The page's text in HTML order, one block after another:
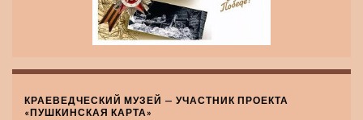
КРАЕВЕДЧЕСКИЙ МУЗЕЙ — УЧАСТНИК ПРОЕКТА
«ПУШКИНСКАЯ КАРТА»